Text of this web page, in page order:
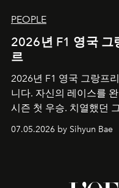
PEOPLE
2026년 F1 영국 그
르
2026년 F1 영국 그랑프
니다. 자신의 레이스를
시즌 첫 우승. 치열했던
07.05.2026 by Sihyun Bae